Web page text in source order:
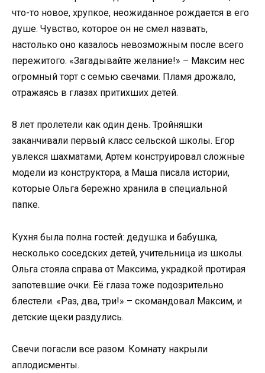
что-то новое, хрупкое, неожиданное рождается в его
душе. Чувство, которое он не смел назвать,
настолько оно казалось невозможным после всего
пережитого. «Загадывайте желание!» – Максим нес
огромный торт с семью свечами. Пламя дрожало,
отражаясь в глазах притихших детей.
8 лет пролетели как один день. Тройняшки
заканчивали первый класс сельской школы. Егор
увлекся шахматами, Артем конструировал сложные
модели из конструктора, а Маша писала истории,
которые Ольга бережно хранила в специальной
папке.
Кухня была полна гостей: дедушка и бабушка,
несколько соседских детей, учительница из школы.
Ольга стояла справа от Максима, украдкой протирая
запотевшие очки. Её глаза тоже подозрительно
блестели. «Раз, два, три!» – скомандовал Максим, и
детские щеки раздулись.
Свечи погасли все разом. Комнату накрыли
аплодисменты.